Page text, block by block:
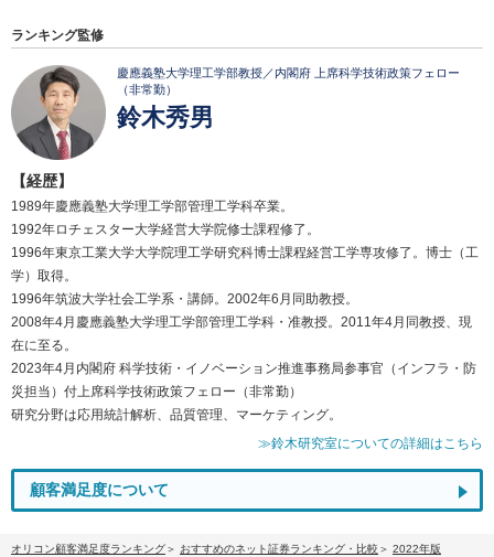
ランキング監修
慶應義塾大学理工学部教授／内閣府 上席科学技術政策フェロー
（非常勤）
鈴木秀男
【経歴】
1989年慶應義塾大学理工学部管理工学科卒業。
1992年ロチェスター大学経営大学院修士課程修了。
1996年東京工業大学大学院理工学研究科博士課程経営工学専攻修了。博士（工
学）取得。
1996年筑波大学社会工学系・講師。2002年6月同助教授。
2008年4月慶應義塾大学理工学部管理工学科・准教授。2011年4月同教授、現
在に至る。
2023年4月内閣府 科学技術・イノベーション推進事務局参事官（インフラ・防
災担当）付上席科学技術政策フェロー（非常勤）
研究分野は応用統計解析、品質管理、マーケティング。
≫鈴木研究室についての詳細はこちら
顧客満足度について
オリコン顧客満足度ランキング おすすめのネット証券ランキング・比較
2022年版